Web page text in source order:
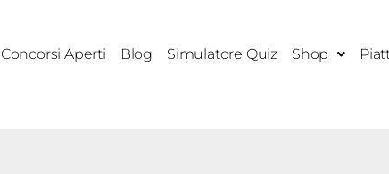
Concorsi Aperti Blog Simulatore Quiz Shop